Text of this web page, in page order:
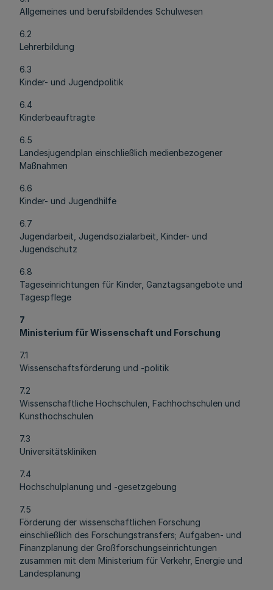
Allgemeines und berufsbildendes Schulwesen
6.2
Lehrerbildung
6.3
Kinder- und Jugendpolitik
6.4
Kinderbeauftragte
6.5
Landesjugendplan einschließlich medienbezogener
Maßnahmen
6.6
Kinder- und Jugendhilfe
6.7
Jugendarbeit, Jugendsozialarbeit, Kinder- und
Jugendschutz
6.8
Tageseinrichtungen für Kinder, Ganztagsangebote und
Tagespflege
7
Ministerium für Wissenschaft und Forschung
7.1
Wissenschaftsförderung und -politik
7.2
Wissenschaftliche Hochschulen, Fachhochschulen und
Kunsthochschulen
7.3
Universitätskliniken
7.4
Hochschulplanung und -gesetzgebung
7.5
Förderung der wissenschaftlichen Forschung
einschließlich des Forschungstransfers; Aufgaben- und
Finanzplanung der Großforschungseinrichtungen
zusammen mit dem Ministerium für Verkehr, Energie und
Landesplanung